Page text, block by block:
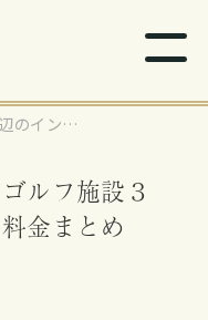
のインド
習場、料
ルフ施設３
金まとめ